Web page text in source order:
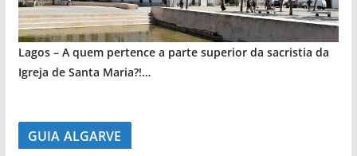
Lagos – A quem pertence a parte superior da sacristia da
Igreja de Santa Maria?!…
GUIA ALGARVE